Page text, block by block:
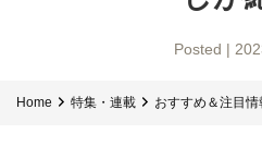
Posted |
Home 特集・連載 おすすめ＆注目情